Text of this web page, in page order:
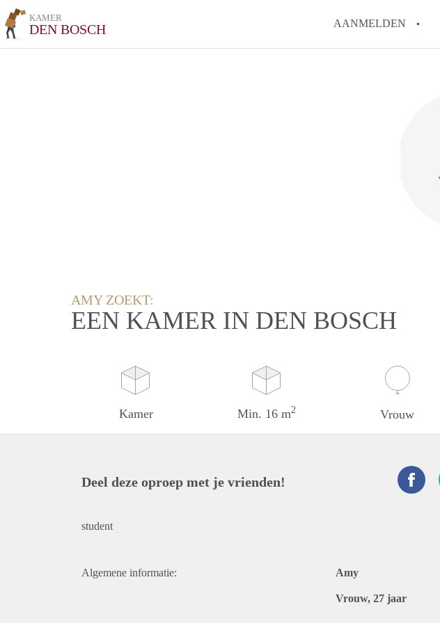
KAMER
DEN BOSCH AANMELDEN
AMY ZOEKT:
EEN KAMER IN DEN BOSCH
Kamer Min. 16 m2 Vrouw
Deel deze oproep met je vrienden!
student
Algemene informatie: Amy
Vrouw, 27 jaar